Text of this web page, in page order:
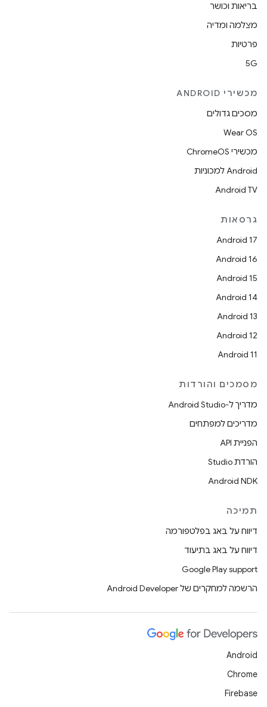
בריאות וכושר
מצלמה ומדיה
פרטיות
5G
מכשירי ANDROID
מסכים גדולים
Wear OS
מכשירי ChromeOS
Android למכוניות
Android TV
גרסאות
Android 17
Android 16
Android 15
Android 14
Android 13
Android 12
Android 11
מסמכים והורדות
מדריך ל-Android Studio
מדריכים למפתחים
הפניית API
הורדת Studio
Android NDK
תמיכה
דיווח על באג בפלטפורמה
דיווח על באג בתיעוד
Google Play support
הרשמה למחקרים של Android Developer
Android
Chrome
Firebase